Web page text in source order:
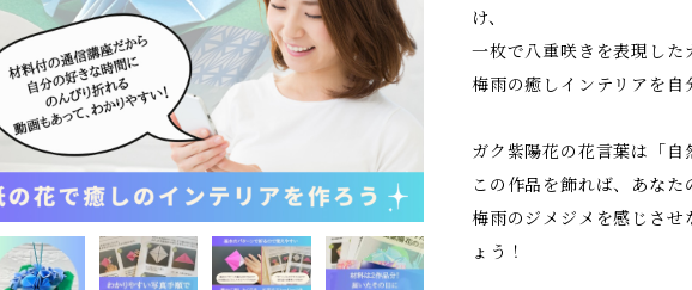
け、
一枚で八重咲きを表現した
梅雨の癒しインテリアを
ガク紫陽花の花言葉は「
この作品を飾れば、あなた
梅雨のジメジメを感じさ
ょう！